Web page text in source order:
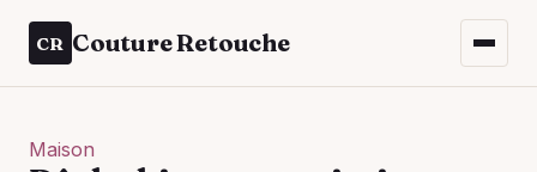
CR Couture Retouche
Maison